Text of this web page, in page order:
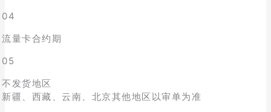
04
流量卡合约期
05
不发货地区
新疆、西藏、云南、北京其他地区以审单为准